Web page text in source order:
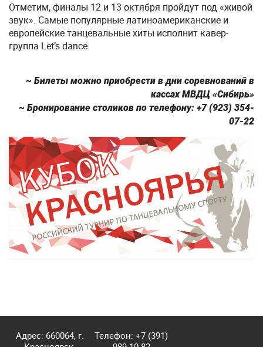
Отметим, финалы 12 и 13 октября пройдут под «живой
звук». Самые популярные латиноамериканские и
европейские танцевальные хиты исполнит кавер-
группа Let’s dance.
~ Билеты можно приобрести в дни соревнований в
кассах МВДЦ «Сибирь»
~ Бронирование столиков по телефону: +7 (923) 354-
07-22
Адрес: 660064, г.
Телефон:+7 (391)